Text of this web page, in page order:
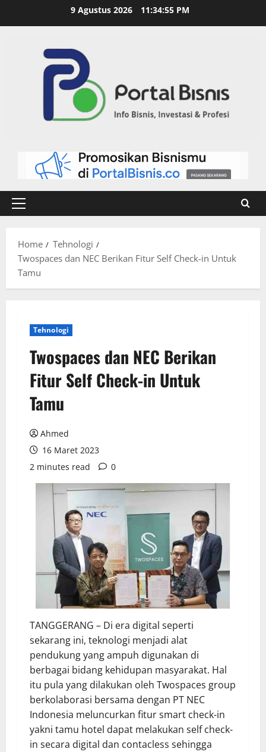
9 Agustus 2026 11:34:56 PM
Home
Tehnologi
Twospaces dan NEC Berikan Fitur Self Check-in Untuk
Tamu
Tehnologi
Twospaces dan NEC Berikan
Fitur Self Check-in Untuk
Tamu
Ahmed
16 Maret 2023
2 minutes read
0
TANGGERANG – Di era digital seperti
sekarang ini, teknologi menjadi alat
pendukung yang ampuh digunakan di
berbagai bidang kehidupan masyarakat. Hal
itu pula yang dilakukan oleh Twospaces group
berkolaborasi bersama dengan PT NEC
Indonesia meluncurkan fitur smart check-in
yakni tamu hotel dapat melakukan self check-
in secara digital dan contacless sehingga